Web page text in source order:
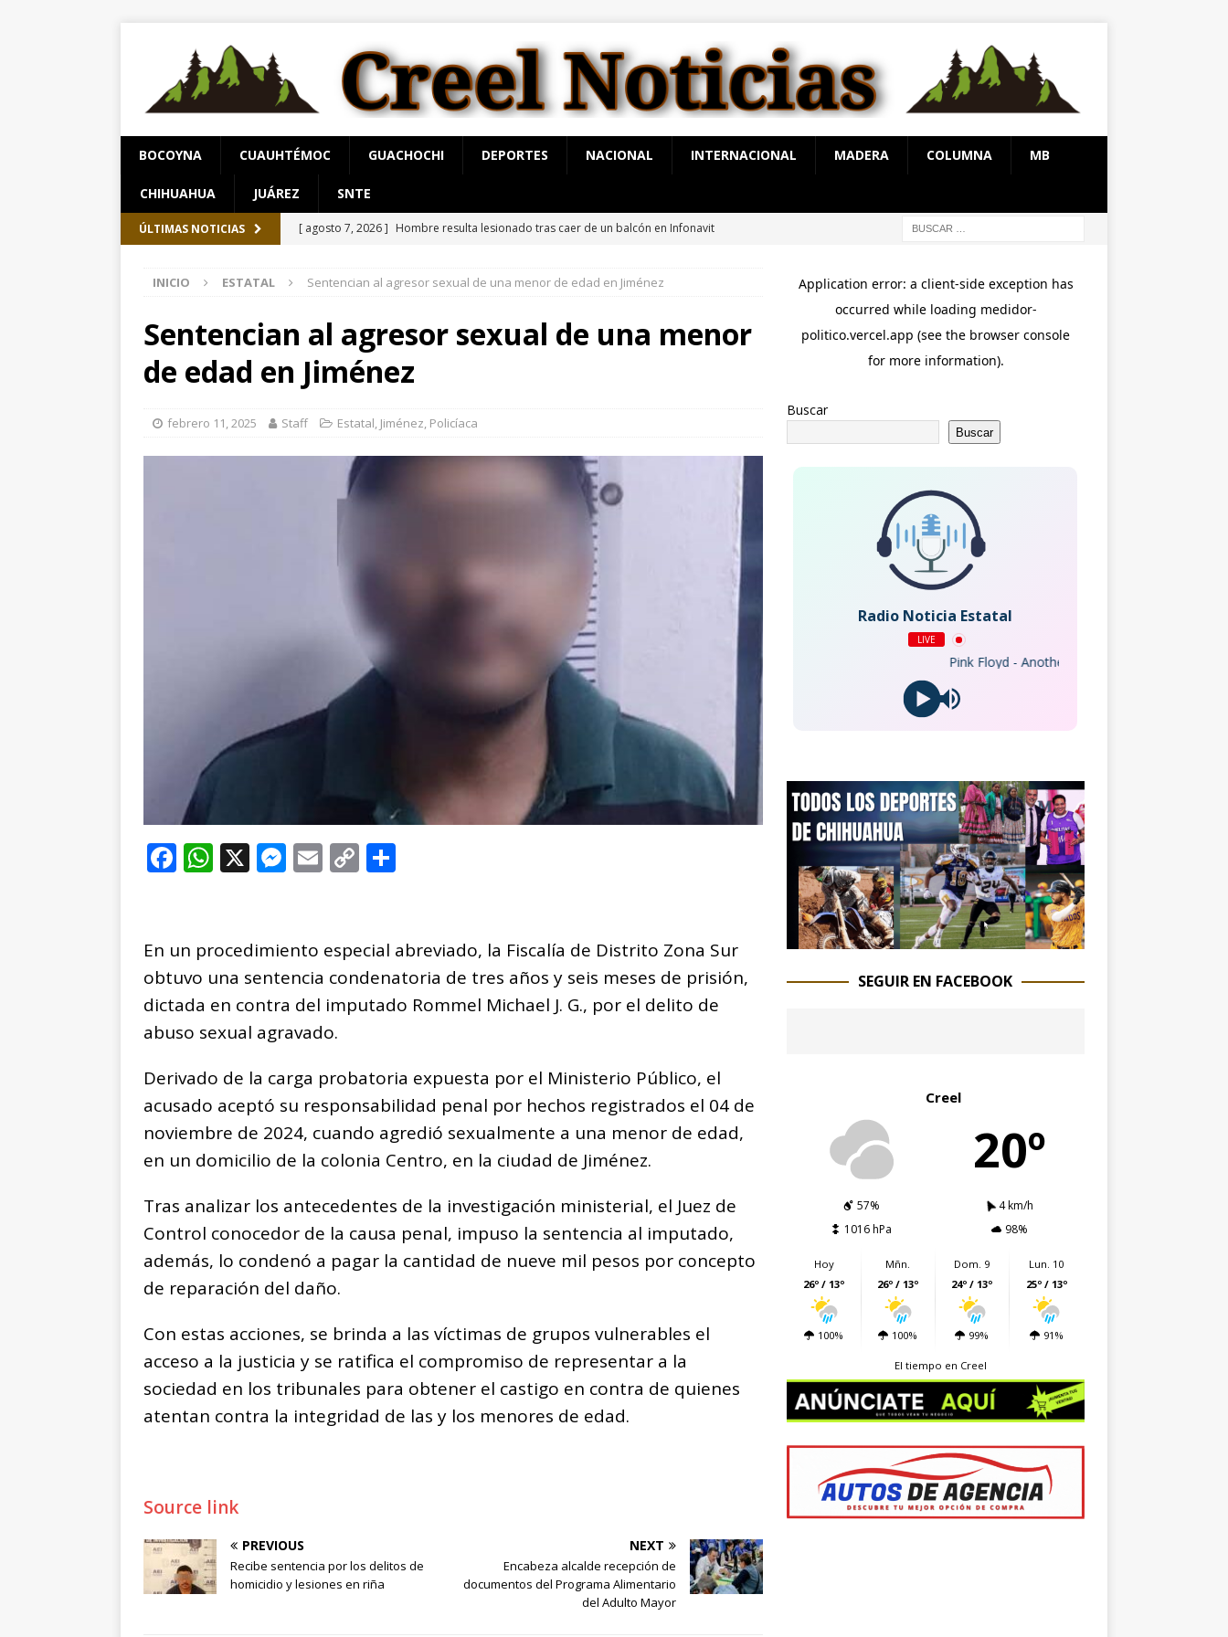
BOCOYNA CUAUHTÉMOC GUACHOCHI DEPORTES NACIONAL INTERNACIONAL MADERA COLUMNA MB
CHIHUAHUA JUÁREZ SNTE
ÚLTIMAS NOTICIAS [ agosto 7, 2026 ] Hombre resulta lesionado tras caer de un balcón en Infonavit
[ agosto 7, 2026 ] Choque en la avenida 20 de Noviembre deja dos lesionados
ESTATAL
[ agosto 7, 2026 ]
[ agosto 7, 2026 ] Marco Bonilla lidera preferencias electorales de acuerdo a
choque contra una vivienda
INICIO ESTATAL Sentencian al agresor sexual de una menor de edad en Jiménez
Sentencian al agresor sexual de una menor
de edad en Jiménez
febrero 11, 2025 Staff Estatal, Jiménez, Policíaca
F
e
b
o
o
k
W
s
A
p
p
X M
e
n
g
e
E
l
C
y
Li
n
p
ar
ti
En un procedimiento especial abreviado, la Fiscalía de Distrito Zona Sur
obtuvo una sentencia condenatoria de tres años y seis meses de prisión,
dictada en contra del imputado Rommel Michael J. G., por el delito de
abuso sexual agravado.
Derivado de la carga probatoria expuesta por el Ministerio Público, el
acusado aceptó su responsabilidad penal por hechos registrados el 04 de
noviembre de 2024, cuando agredió sexualmente a una menor de edad,
en un domicilio de la colonia Centro, en la ciudad de Jiménez.
Tras analizar los antecedentes de la investigación ministerial, el Juez de
Control conocedor de la causa penal, impuso la sentencia al imputado,
además, lo condenó a pagar la cantidad de nueve mil pesos por concepto
de reparación del daño.
Con estas acciones, se brinda a las víctimas de grupos vulnerables el
acceso a la justicia y se ratifica el compromiso de representar a la
sociedad en los tribunales para obtener el castigo en contra de quienes
atentan contra la integridad de las y los menores de edad.
Source link
PREVIOUS
Recibe sentencia por los delitos de
homicidio y lesiones en riña
NEXT
Encabeza alcalde recepción de
documentos del Programa Alimentario
del Adulto Mayor
Buscar
Buscar
Radio Noticia Estatal
LIVE
Pink Floyd - Another Brick In The Wall, Pt. 2 (2011
SEGUIR EN FACEBOOK
Creel
20º
57%
4 km/h
1016 hPa
98%
Hoy
26º / 13º
100%
Mñn.
26º / 13º
100%
Dom. 9
24º / 13º
99%
Lun. 10
25º / 13º
91%
El tiempo en Creel